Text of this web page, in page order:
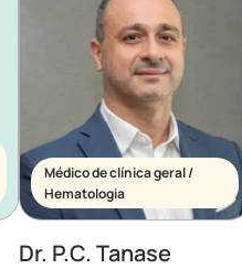
Médico de clínica geral /
Hematologia
Dr. P.C. Tanase